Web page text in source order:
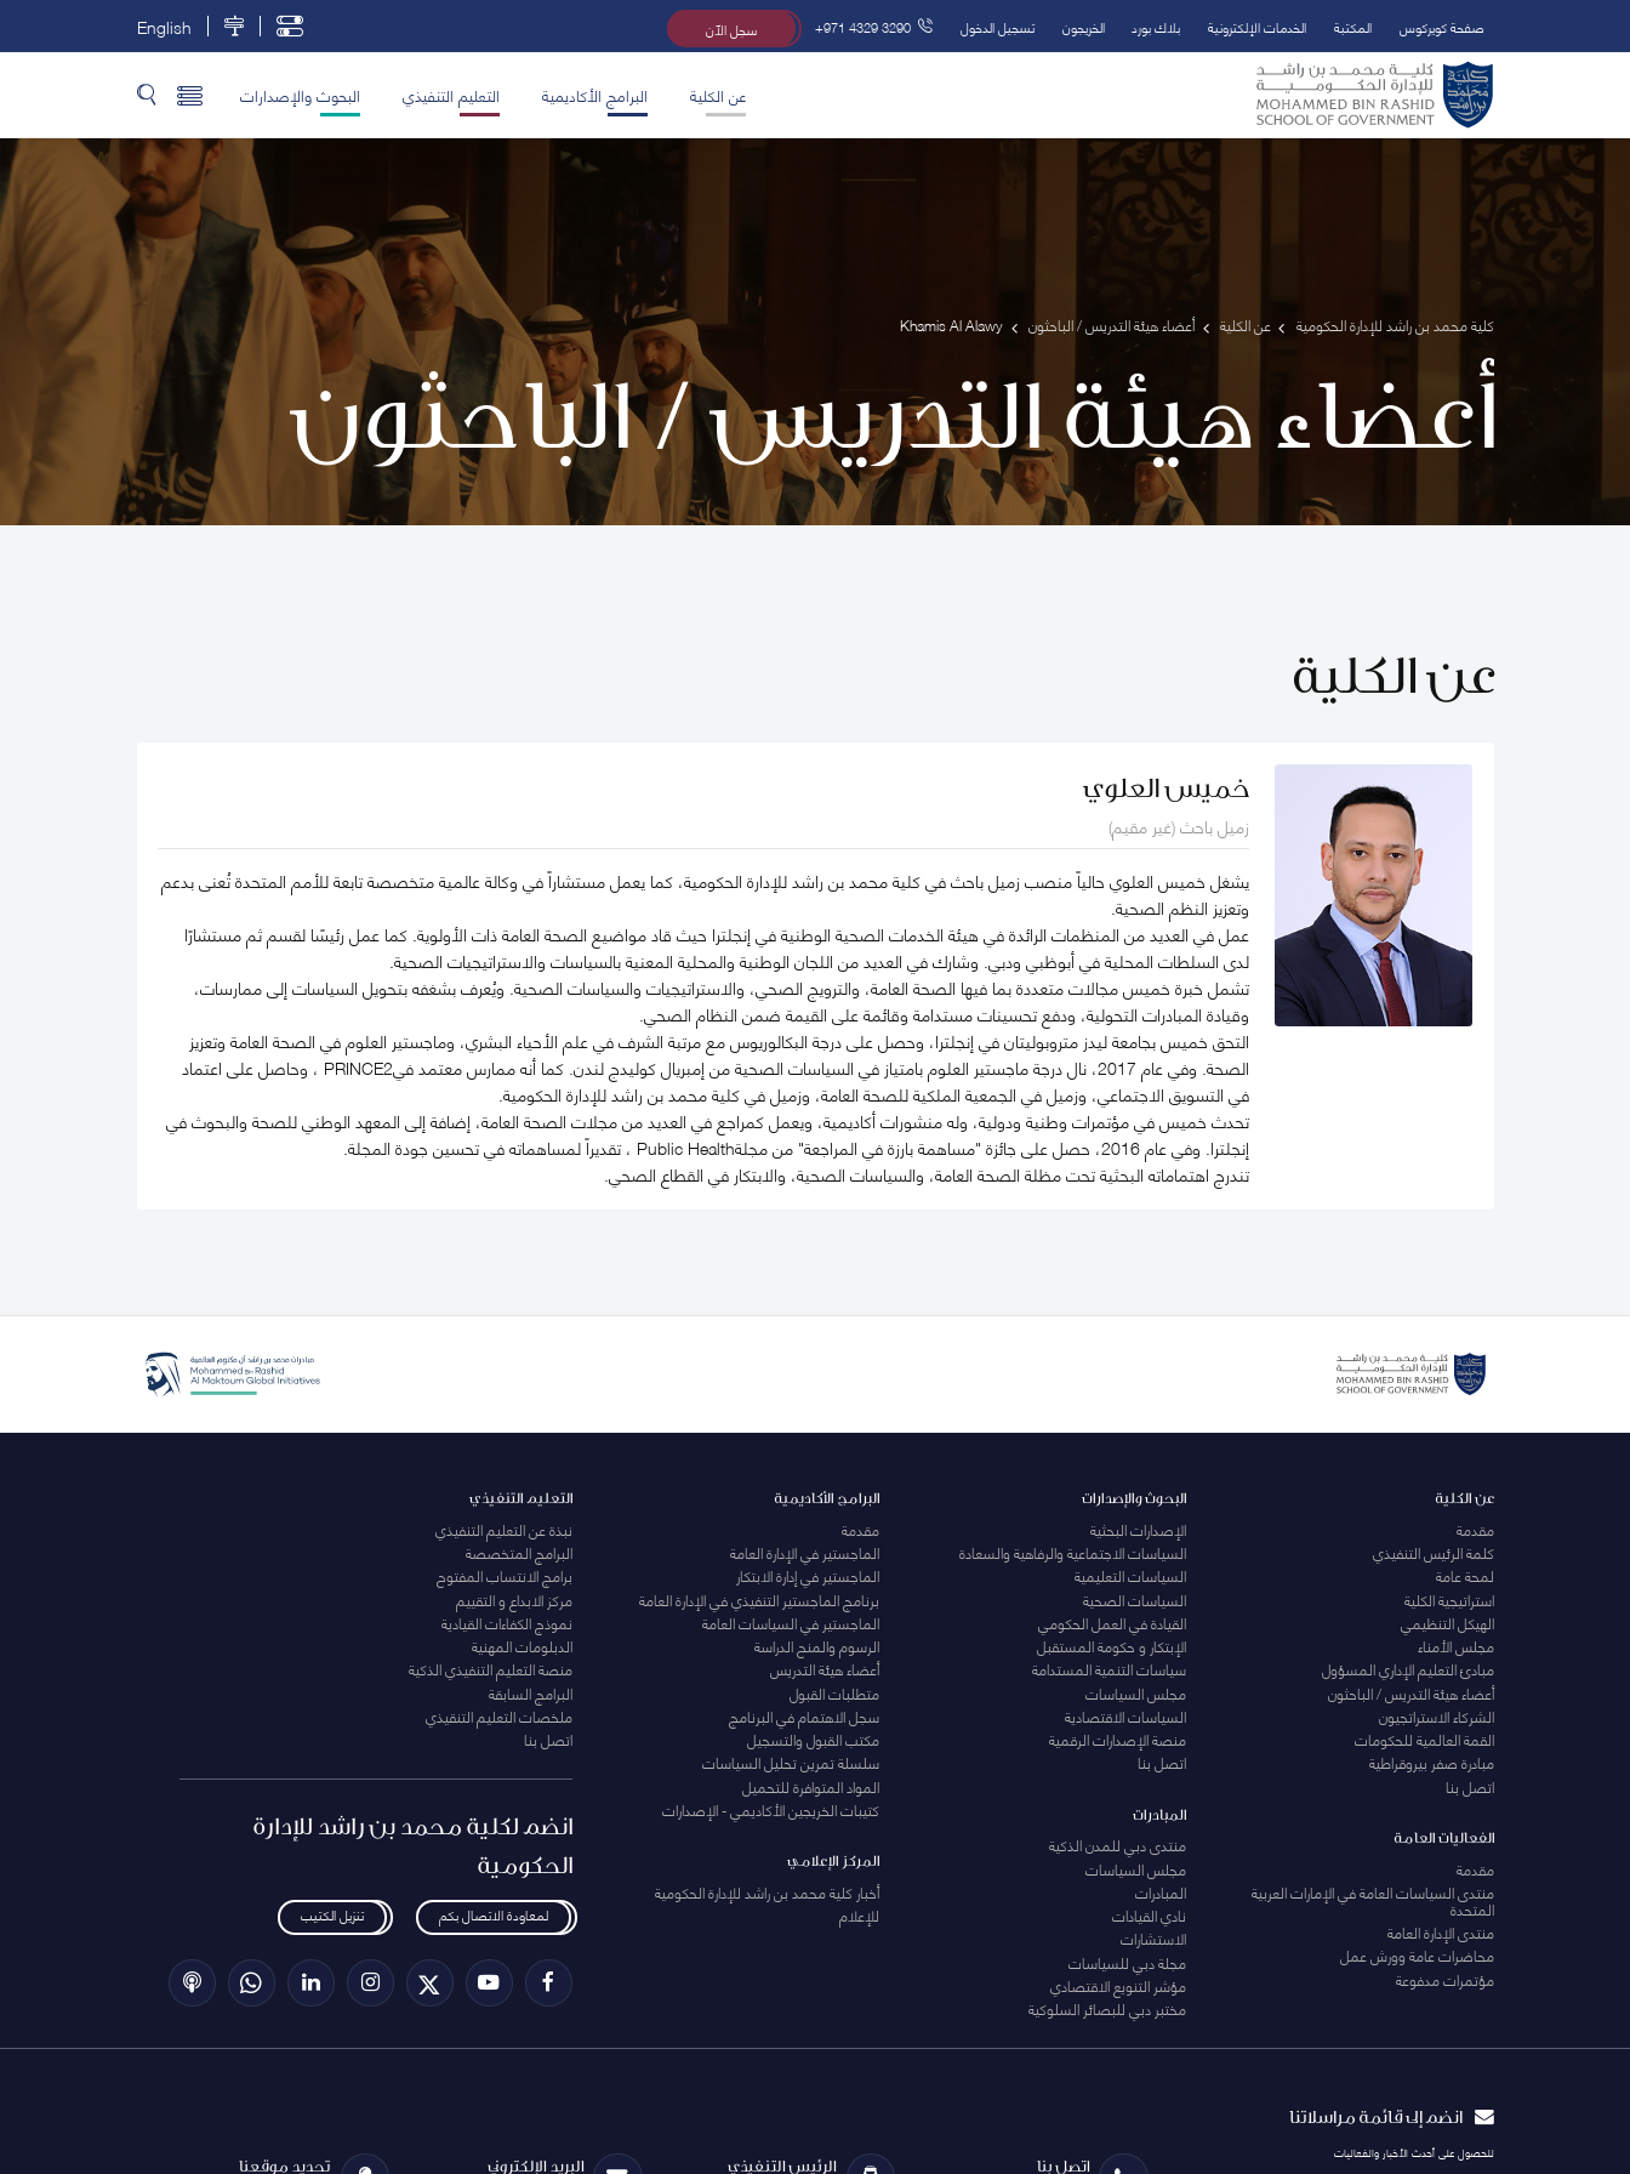
تخطي إلى المحتوى الرئيسي
فتح قائمة الوصول
صفحة كويركوس المكتبة الخدمات الإلكترونية بلاك بورد الخريجون تسجيل الدخول +971 4329 3290 سجل الآن English
عن الكلية البرامج الأكاديمية التعليم التنفيذي البحوث والإصدارات
كلية محمد بن راشد للإدارة الحكومية عن الكلية أعضاء هيئة التدريس / الباحثون Khamis Al Alawy
أعضاء هيئة التدريس / الباحثون
عن الكلية
خميس العلوي
زميل باحث (غير مقيم)
يشغل خميس العلوي حالياً منصب زميل باحث في كلية محمد بن راشد للإدارة الحكومية، كما يعمل مستشاراً في وكالة عالمية متخصصة تابعة للأمم المتحدة تُعنى بدعم
وتعزيز النظم الصحية.
عمل في العديد من المنظمات الرائدة في هيئة الخدمات الصحية الوطنية في إنجلترا حيث قاد مواضيع الصحة العامة ذات الأولوية. كما عمل رئيسًا لقسم ثم مستشارًا
لدى السلطات المحلية في أبوظبي ودبي. وشارك في العديد من اللجان الوطنية والمحلية المعنية بالسياسات والاستراتيجيات الصحية.
تشمل خبرة خميس مجالات متعددة بما فيها الصحة العامة، والترويج الصحي، والاستراتيجيات والسياسات الصحية. ويُعرف بشغفه بتحويل السياسات إلى ممارسات،
وقيادة المبادرات التحولية، ودفع تحسينات مستدامة وقائمة على القيمة ضمن النظام الصحي.
التحق خميس بجامعة ليدز متروبوليتان في إنجلترا، وحصل على درجة البكالوريوس مع مرتبة الشرف في علم الأحياء البشري، وماجستير العلوم في الصحة العامة وتعزيز
الصحة. وفي عام 2017، نال درجة ماجستير العلوم بامتياز في السياسات الصحية من إمبريال كوليدج لندن. كما أنه ممارس معتمد فيPRINCE2 ، وحاصل على اعتماد
في التسويق الاجتماعي، وزميل في الجمعية الملكية للصحة العامة، وزميل في كلية محمد بن راشد للإدارة الحكومية.
تحدث خميس في مؤتمرات وطنية ودولية، وله منشورات أكاديمية، ويعمل كمراجع في العديد من مجلات الصحة العامة، إضافة إلى المعهد الوطني للصحة والبحوث في
إنجلترا. وفي عام 2016، حصل على جائزة "مساهمة بارزة في المراجعة" من مجلةPublic Health ، تقديراً لمساهماته في تحسين جودة المجلة.
تندرج اهتماماته البحثية تحت مظلة الصحة العامة، والسياسات الصحية، والابتكار في القطاع الصحي.
عن الكلية
مقدمة
كلمة الرئيس التنفيذي
لمحة عامة
استراتيجية الكلية
الهيكل التنظيمي
مجلس الأمناء
مبادئ التعليم الإداري المسؤول
أعضاء هيئة التدريس / الباحثون
الشركاء الاستراتجيون
القمة العالمية للحكومات
مبادرة صفر بيروقراطية
اتصل بنا
الفعاليات العامة
مقدمة
منتدى السياسات العامة في الإمارات العربية
المتحدة
منتدى الإدارة العامة
محاضرات عامة وورش عمل
مؤتمرات مدفوعة
البحوث والإصدارات
الإصدارات البحثية
السياسات الاجتماعية والرفاهية والسعادة
السياسات التعليمية
السياسات الصحية
القيادة في العمل الحكومي
الإبتكار و حكومة المستقبل
سياسات التنمية المستدامة
مجلس السياسات
السياسات الاقتصادية
منصة الإصدارات الرقمية
اتصل بنا
المبادرات
منتدى دبي للمدن الذكية
مجلس السياسات
المبادرات
نادي القيادات
الاستشارات
مجلة دبي للسياسات
مؤشر التنويع الاقتصادي
مختبر دبي للبصائر السلوكية
البرامج الأكاديمية
مقدمة
الماجستير في الإدارة العامة
الماجستير في إدارة الابتكار
برنامج الماجستير التنفيذي في الإدارة العامة
الماجستير في السياسات العامة
الرسوم والمنح الدراسة
أعضاء هيئة التدريس
متطلبات القبول
سجل الاهتمام في البرنامج
مكتب القبول والتسجيل
سلسلة تمرين تحليل السياسات
المواد المتوافرة للتحميل
كتيبات الخريجين الأكاديمي - الإصدارات
المركز الإعلامي
أخبار كلية محمد بن راشد للإدارة الحكومية
للإعلام
التعليم التنفيذي
نبذة عن التعليم التنفيذي
البرامج المتخصصة
برامج الانتساب المفتوح
مركز الابداع و التقييم
نموذج الكفاءات القيادية
الدبلومات المهنية
منصة التعليم التنفيذي الذكية
البرامج السابقة
ملخصات التعليم التنقيذي
اتصل بنا
انضم لكلية محمد بن راشد للإدارة
الحكومية
لمعاودة الاتصال بكم تنزيل الكتيب
انضم إلى قائمة مراسلاتنا
للحصول على أحدث الأخبار والفعاليات
اتصل بنا الرئيس التنفيذي البريد الإلكتروني تحديد موقعنا